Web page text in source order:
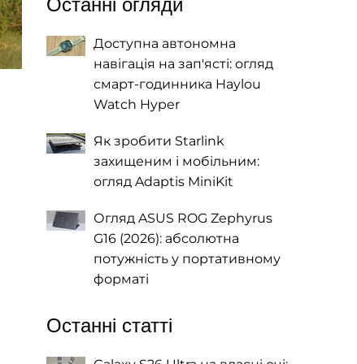
Останні огляди
Доступна автономна
навігація на зап'ясті: огляд
смарт-годинника Haylou
Watch Hyper
Як зробити Starlink
захищеним і мобільним:
огляд Adaptis MiniKit
Огляд ASUS ROG Zephyrus
G16 (2026): абсолютна
потужність у портативному
форматі
Останні статті